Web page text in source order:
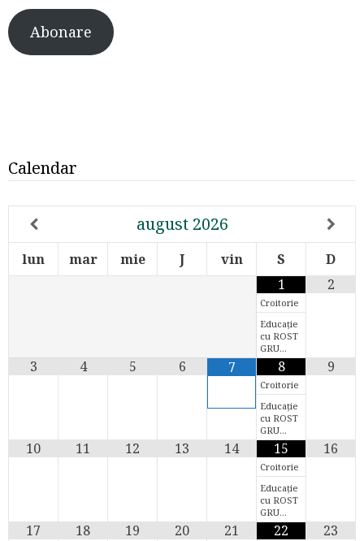
Abonare
Calendar
august 2026
lun mar mie J vin S
D
1
Croitorie
Educație
cu ROST
GRU…
2
3 4 5 6 7 8
Croitorie
Educație
cu ROST
GRU…
9
10 11 12 13 14 15
Croitorie
Educație
cu ROST
GRU…
16
17 18 19 20 21 22 23